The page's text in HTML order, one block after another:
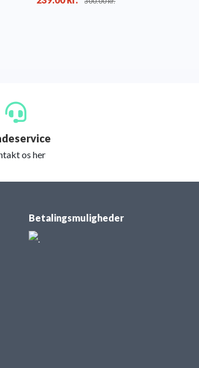
os her
Betalingsmuligheder